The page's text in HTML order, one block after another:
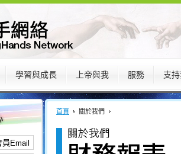
學習與成長 上帝與我 服務 支
:::
首頁 關於我們